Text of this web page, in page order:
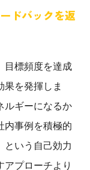
ドバックを返
目標頻度を達成
果を発揮しま
ルギーになるか
内事例を積極的
という自己効力
プローチより